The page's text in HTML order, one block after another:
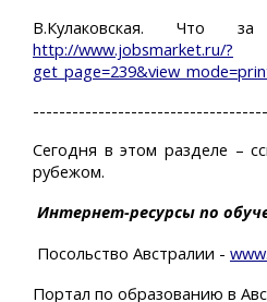
В.Кулаковская. Что за
http://www.jobsmarket.ru/?
Сегодня в этом разделе –
рубежом.
Интернет-ресурсы по
Посольство Австралии -
Портал по образованию в